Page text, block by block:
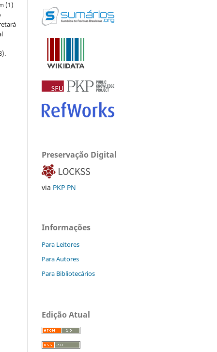
(1)
Preservação Digital
via PKP PN
Informações
Para Leitores
Para Autores
Para Bibliotecários
Edição Atual